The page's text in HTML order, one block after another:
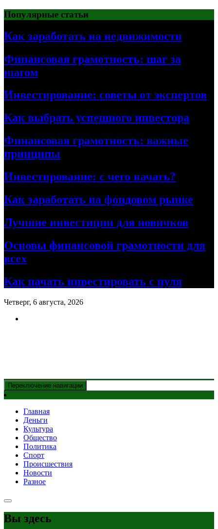
Перейти
к
содержимому
Популярные статьи
Как заработать на недвижимости
Финансовая грамотность: шаг за
шагом
Инвестирование: советы от экспертов
Как выбрать успешного инвестора
Финансовая грамотность: важные
принципы
Инвестирование: с чего начать?
Как заработать на фондовом рынке
Лучшие инвестиции для новичков
Основы финансовой грамотности для
всех
Как начать инвестировать с нуля
Четверг, 6 августа, 2026
Переключение навигации
Главная
Деньги
Культура
Общество
Политика
Спорт
Происшествия
Новости
Разное
Вы здесь